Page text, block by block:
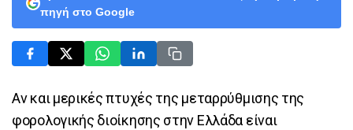
πηγή στο Google
Αν και μερικές πτυχές της μεταρρύθμισης της
φορολογικής διοίκησης στην Ελλάδα είναι